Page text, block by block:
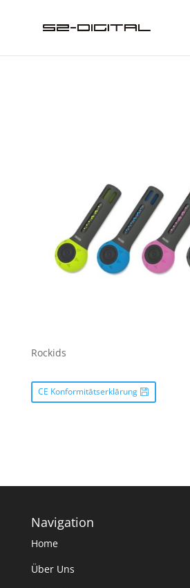
Rockids
CE Konformitātserklārung
Navigation
Home
Über Uns